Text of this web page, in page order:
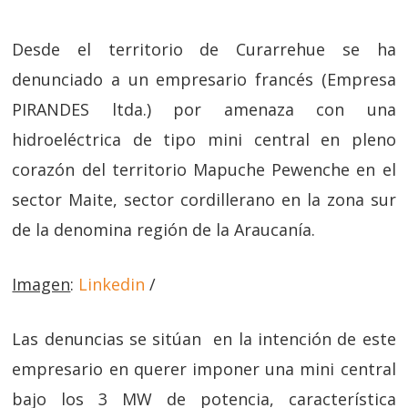
Desde el territorio de Curarrehue se ha
denunciado a un empresario francés (Empresa
PIRANDES ltda.) por amenaza con una
hidroeléctrica de tipo mini central en pleno
corazón del territorio Mapuche Pewenche en el
sector Maite, sector cordillerano en la zona sur
de la denomina región de la Araucanía.
Imagen: Linkedin /
Las denuncias se sitúan en la intención de este
empresario en querer imponer una mini central
bajo los 3 MW de potencia, característica